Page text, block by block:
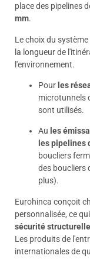
place des pipelines
mm.
Le choix du
la longueur de
l'environnement.
Pour les
microtunnels
sont utilisés.
Au les
les pipelines
boucliers
des boucliers
plus).
Eurohinca conçoit
personnalisée, ce
sécurité
Les produits de
internationales de